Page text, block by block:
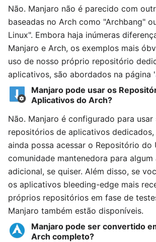
Não. Manjaro não é parecido com
baseadas no Arch como "Archbang"
Linux". Embora haja inúmeras
Manjaro e Arch, os exemplos mais
uso de nosso próprio repositório
aplicativos, são abordados na página '
Manjaro pode usar os
Aplicativos do Arch?
Não. Manjaro é configurado para
repositórios de aplicativos
ainda possa acessar o Repositório do
comunidade mantenedora para
adicional, se quiser. Além disso, se
os aplicativos bleeding-edge mais
próprios repositórios em fase de
Manjaro também estão disponíveis.
Manjaro pode ser convertido
Arch completo?